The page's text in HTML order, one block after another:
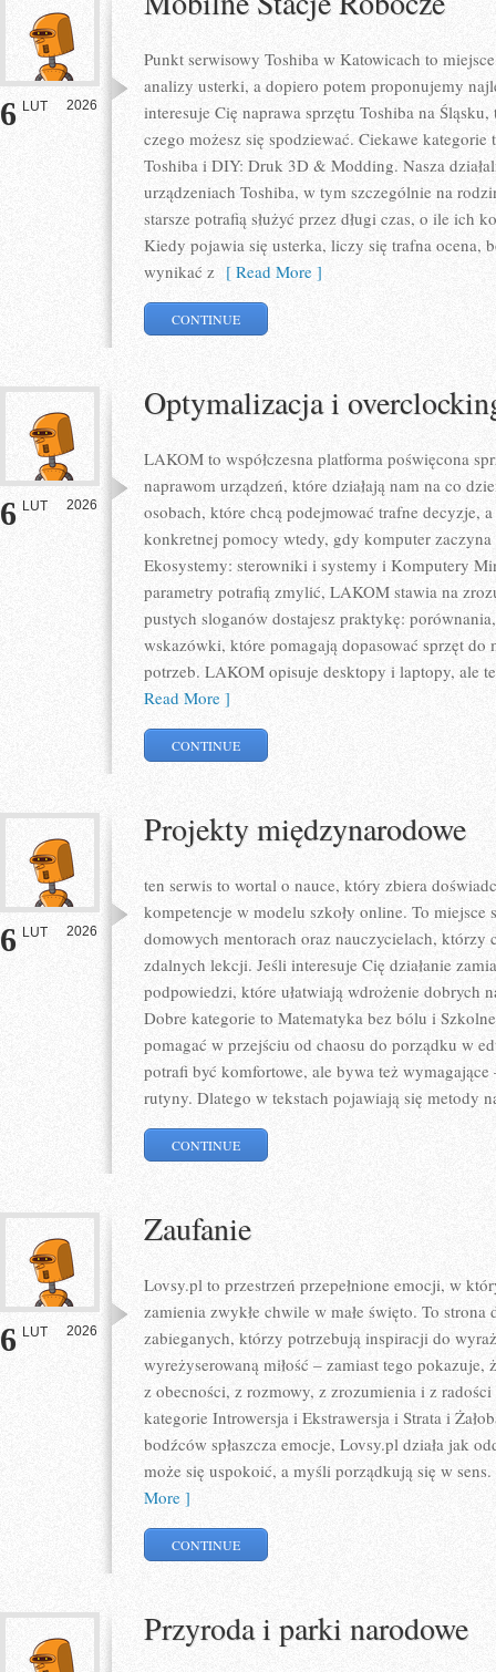
6 LUT 2026
Punkt serwisowy Toshiba w Katowicach to
analizy usterki, a dopiero potem proponujemy
interesuje Cię naprawa sprzętu Toshiba na
czego możesz się spodziewać. Ciekawe
Toshiba i DIY: Druk 3D & Modding. Nasza
urządzeniach Toshiba, w tym szczególnie na
starsze potrafią służyć przez długi czas, o ile ich
Kiedy pojawia się usterka, liczy się trafna ocena,
wynikać z [ Read More ]
CONTINUE
6 LUT 2026
Optymalizacja i
LAKOM to współczesna platforma poświęcona
naprawom urządzeń, które działają nam na co
osobach, które chcą podejmować trafne decyzje,
konkretnej pomocy wtedy, gdy komputer
Ekosystemy: sterowniki i systemy i Komputery
parametry potrafią zmylić, LAKOM stawia na
pustych sloganów dostajesz praktykę:
wskazówki, które pomagają dopasować sprzęt
potrzeb. LAKOM opisuje desktopy i laptopy, ale
Read More ]
CONTINUE
6 LUT 2026
Projekty międzynarodowe
ten serwis to wortal o nauce, który zbiera
kompetencje w modelu szkoły online. To miejsce
domowych mentorach oraz nauczycielach, którzy
zdalnych lekcji. Jeśli interesuje Cię działanie
podpowiedzi, które ułatwiają wdrożenie dobrych
Dobre kategorie to Matematyka bez bólu i
pomagać w przejściu od chaosu do porządku w
potrafi być komfortowe, ale bywa też
rutyny. Dlatego w tekstach pojawiają się metody
CONTINUE
6 LUT 2026
Zaufanie
Lovsy.pl to przestrzeń przepełnione emocji, w
zamienia zwykłe chwile w małe święto. To
zabieganych, którzy potrzebują inspiracji do
wyreżyserowaną miłość – zamiast tego pokazuje,
z obecności, z rozmowy, z zrozumienia i z
kategorie Introwersja i Ekstrawersja i Strata i
bodźców spłaszcza emocje, Lovsy.pl działa jak
może się uspokoić, a myśli porządkują się w sens.
More ]
CONTINUE
Przyroda i parki narodowe